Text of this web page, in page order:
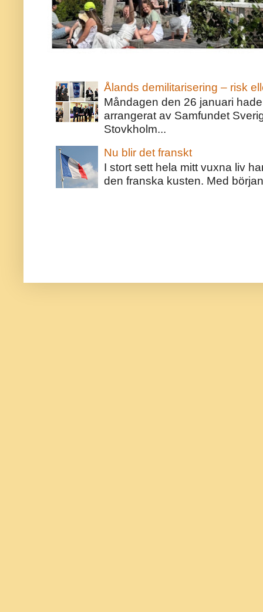
Ålands demilitarisering – risk
Måndagen den 26 januari
arrangerat av Samfundet
Stovkholm...
Nu blir det franskt
I stort sett hela mitt vuxna liv
den franska kusten. Med